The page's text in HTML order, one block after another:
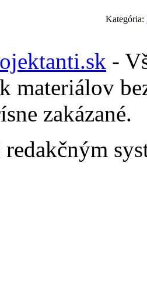
Kategória:
-
materiálov
zakázané.
redakčným